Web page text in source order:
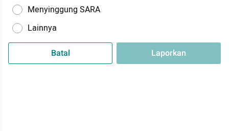
Menyinggung SARA
Lainnya
Batal Laporkan